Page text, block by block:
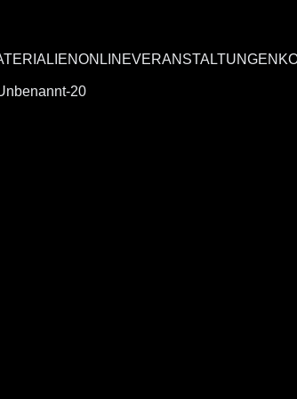
ONLINEVERANSTALTUNGEN
20